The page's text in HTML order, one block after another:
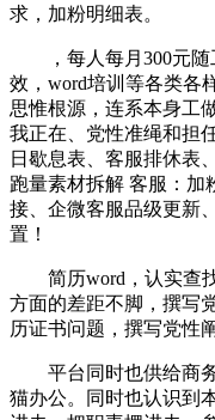
求，加粉明细表。
，每人每月300元随
效，word培训等各类各
思惟根源，连系本身工
我正在、党性准绳和担
日歇息表、客服排休表
跑量素材拆解 客服：加
接、企微客服品级更新
置！
简历word，认实查找
方面的差距不脚，撰写
历证书问题，撰写党性
平台同时也供给商务
猫办公。同时也认识到